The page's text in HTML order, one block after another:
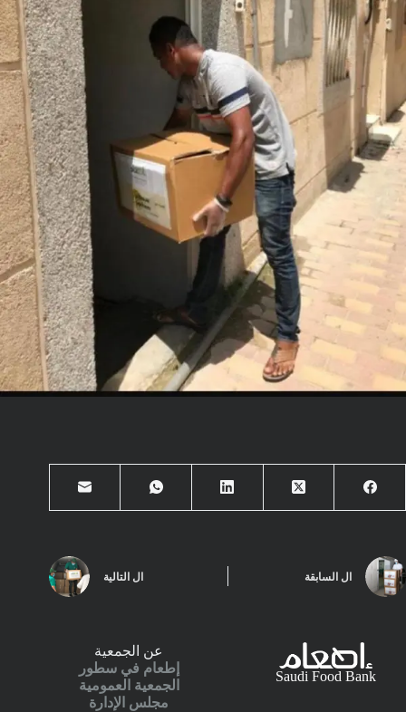
ال السابقة ال التالية
Saudi Food Bank
عن الجمعية
إطعام في سطور
الجمعية العمومية
مجلس الإدارة